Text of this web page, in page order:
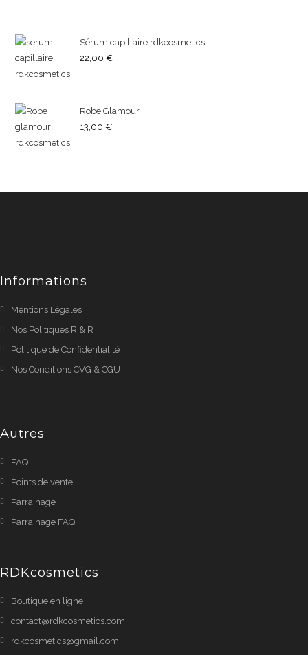
Sérum capillaire rdkcosmetics
22,00€
Robe Glamour
13,00€
Informations
Mentions Légales
Nos Politiques R & R
Politique de Confidentialité
Nos Conditions CVG & CGU
Autres
FAQ
Points de vente
Parrainage
Parrainage FAQ
RDKcosmetics
Boutique en ligne
contact@rdkcosmetics.com
rdkcosmetics@gmail.com